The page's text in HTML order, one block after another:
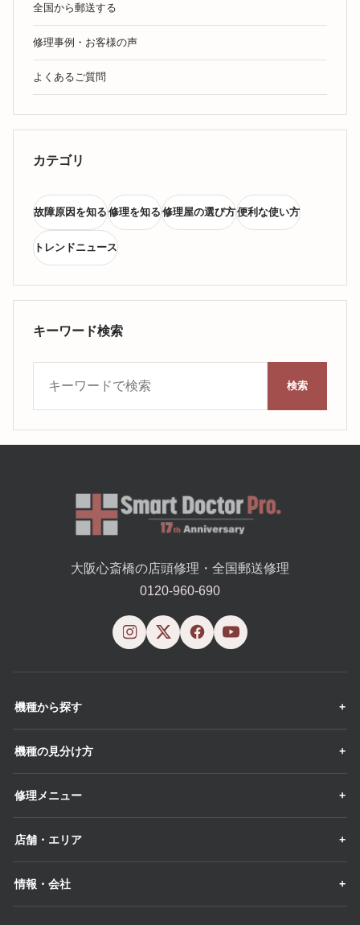
全国から郵送する
修理事例・お客様の声
よくあるご質問
カテゴリ
故障原因を知る修理を知る修理屋の選び方便利な使い方
トレンドニュース
キーワード検索
検索
大阪心斎橋の店頭修理・全国郵送修理
0120-960-690
機種から探す
機種の見分け方
修理メニュー
店舗・エリア
情報・会社